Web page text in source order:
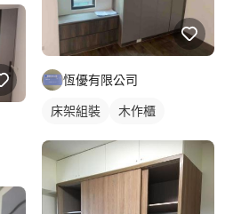
恆優有限公司
床架組裝 木作櫃